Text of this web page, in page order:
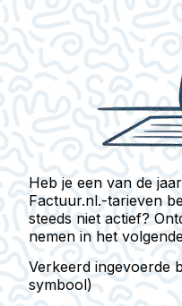
Heb je een van de
Factuur.nl.-tarieven
steeds niet actief?
nemen in het
Verkeerd ingevoerde
symbool)